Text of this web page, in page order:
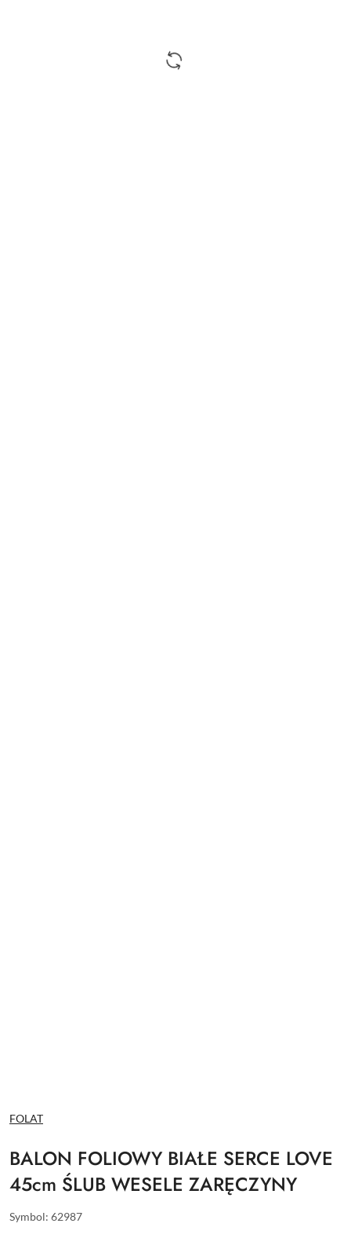
NAZWA
PRODUCENTA:
FOLAT
BALON FOLIOWY BIAŁE SERCE LOVE
45cm ŚLUB WESELE ZARĘCZYNY
Symbol: 62987